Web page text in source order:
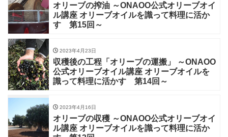
オリーブの搾油 ～ONAOO公式オリーブオイ
ル講座 オリーブオイルを識って料理に活か
す 第15回～
2023年4月23日
収穫後の工程「オリーブの運搬」 ～ONAOO
公式オリーブオイル講座 オリーブオイルを
識って料理に活かす 第14回～
2023年4月16日
オリーブの収穫 ～ONAOO公式オリーブオイ
ル講座 オリーブオイルを識って料理に活か